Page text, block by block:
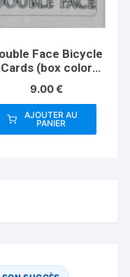
Face Bicycle
Cards (box color
varies)
9.00€
AJOUTER AU
PANIER